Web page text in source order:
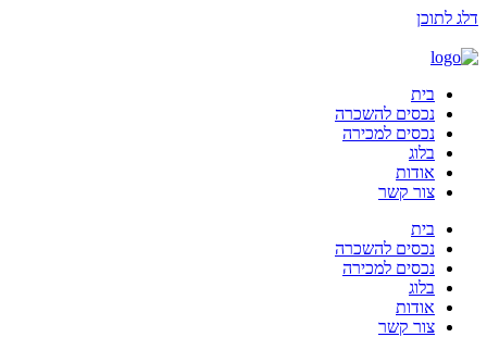
דלג לתוכן
בית
נכסים להשכרה
נכסים למכירה
בלוג
אודות
צור קשר
בית
נכסים להשכרה
נכסים למכירה
בלוג
אודות
צור קשר